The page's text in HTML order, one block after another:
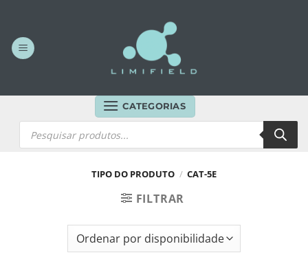
content
CATEGORIAS
Products
search
TIPO DO PRODUTO / CAT-5E
FILTRAR